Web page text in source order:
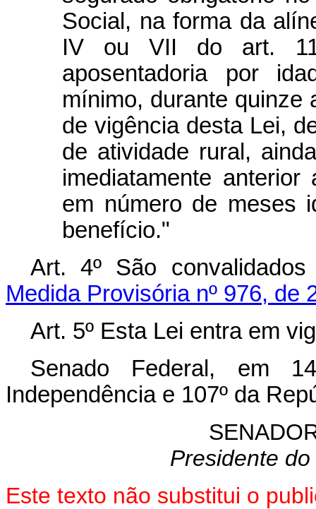
Social, na forma da
IV ou VII do art.
aposentadoria por
mínimo, durante quinze
de vigência desta Lei,
de atividade rural,
imediatamente
em número de meses
benefício."
Art. 4º São
Medida Provisória nº 976, de
Art. 5º Esta Lei entra em
Senado Federal, em
Independência e 107º da
Presidente
Este texto não substitui o